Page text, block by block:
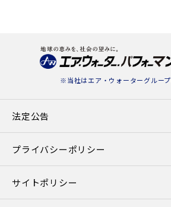
※当社はエア・ウォーターグループ
法定公告
プライバシーポリシー
サイトポリシー